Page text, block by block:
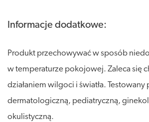
Informacje dodatkowe:
Produkt przechowywać w sposób
w temperaturze pokojowej. Zaleca się
działaniem wilgoci i światła.
dermatologiczną, pediatryczną,
okulistyczną.